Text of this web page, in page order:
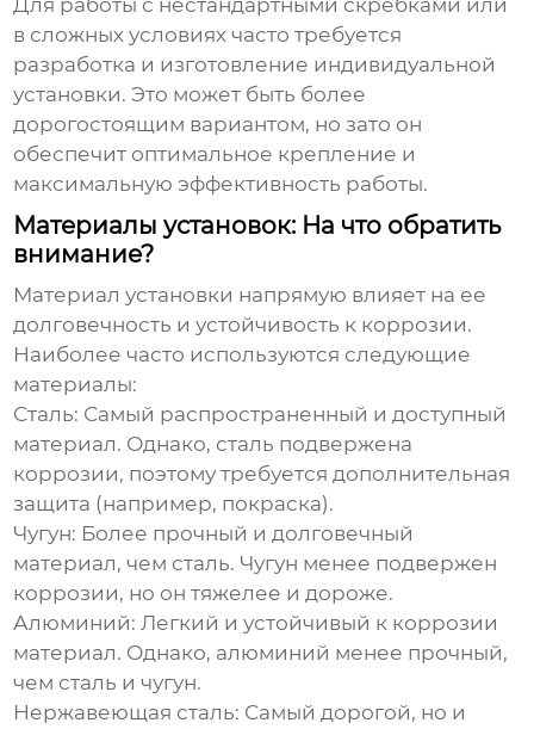
Для работы с нестандартными скребками или
в сложных условиях часто требуется
разработка и изготовление индивидуальной
установки. Это может быть более
дорогостоящим вариантом, но зато он
обеспечит оптимальное крепление и
максимальную эффективность работы.
Материалы установок: На что обратить
внимание?
Материал установки напрямую влияет на ее
долговечность и устойчивость к коррозии.
Наиболее часто используются следующие
материалы:
Сталь: Самый распространенный и доступный
материал. Однако, сталь подвержена
коррозии, поэтому требуется дополнительная
защита (например, покраска).
Чугун: Более прочный и долговечный
материал, чем сталь. Чугун менее подвержен
коррозии, но он тяжелее и дороже.
Алюминий: Легкий и устойчивый к коррозии
материал. Однако, алюминий менее прочный,
чем сталь и чугун.
Нержавеющая сталь: Самый дорогой, но и